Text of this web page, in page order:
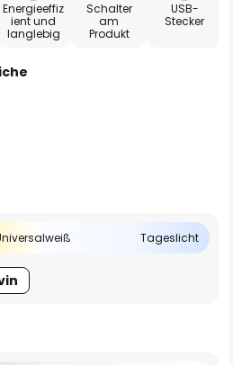
Energieeffiz
ient und
langlebig
Schalter
am
Produkt
USB-
Stecker
Tageslicht